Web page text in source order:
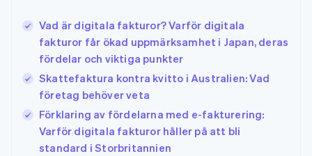
Vad är digitala fakturor? Varför digitala
fakturor får ökad uppmärksamhet i Japan, deras
fördelar och viktiga punkter
Skattefaktura kontra kvitto i Australien: Vad
företag behöver veta
Förklaring av fördelarna med e-fakturering:
Varför digitala fakturor håller på att bli
standard i Storbritannien
Italien
ItalianoEnglish
Japan
日本語 English
EnglishFrançais
Kroatien
EnglishItaliano
Lettland